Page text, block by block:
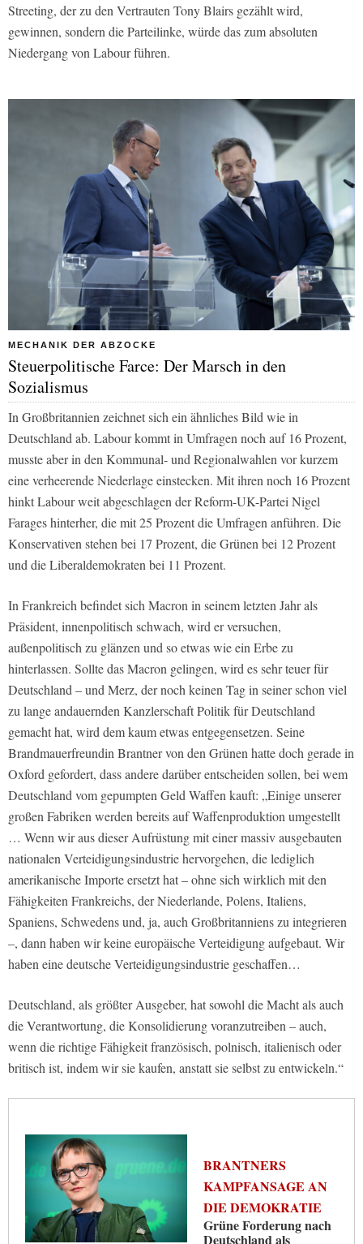
Streeting, der zu den Vertrauten Tony Blairs gezählt wird,
gewinnen, sondern die Parteilinke, würde das zum absoluten
Niedergang von Labour führen.
MECHANIK DER ABZOCKE
Steuerpolitische Farce: Der Marsch in den
Sozialismus
In Großbritannien zeichnet sich ein ähnliches Bild wie in
Deutschland ab. Labour kommt in Umfragen noch auf 16 Prozent,
musste aber in den Kommunal- und Regionalwahlen vor kurzem
eine verheerende Niederlage einstecken. Mit ihren noch 16 Prozent
hinkt Labour weit abgeschlagen der Reform-UK-Partei Nigel
Farages hinterher, die mit 25 Prozent die Umfragen anführen. Die
Konservativen stehen bei 17 Prozent, die Grünen bei 12 Prozent
und die Liberaldemokraten bei 11 Prozent.
In Frankreich befindet sich Macron in seinem letzten Jahr als
Präsident, innenpolitisch schwach, wird er versuchen,
außenpolitisch zu glänzen und so etwas wie ein Erbe zu
hinterlassen. Sollte das Macron gelingen, wird es sehr teuer für
Deutschland – und Merz, der noch keinen Tag in seiner schon viel
zu lange andauernden Kanzlerschaft Politik für Deutschland
gemacht hat, wird dem kaum etwas entgegensetzen. Seine
Brandmauerfreundin Brantner von den Grünen hatte doch gerade in
Oxford gefordert, dass andere darüber entscheiden sollen, bei wem
Deutschland vom gepumpten Geld Waffen kauft: „Einige unserer
großen Fabriken werden bereits auf Waffenproduktion umgestellt
… Wenn wir aus dieser Aufrüstung mit einer massiv ausgebauten
nationalen Verteidigungsindustrie hervorgehen, die lediglich
amerikanische Importe ersetzt hat – ohne sich wirklich mit den
Fähigkeiten Frankreichs, der Niederlande, Polens, Italiens,
Spaniens, Schwedens und, ja, auch Großbritanniens zu integrieren
–, dann haben wir keine europäische Verteidigung aufgebaut. Wir
haben eine deutsche Verteidigungsindustrie geschaffen…
Deutschland, als größter Ausgeber, hat sowohl die Macht als auch
die Verantwortung, die Konsolidierung voranzutreiben – auch,
wenn die richtige Fähigkeit französisch, polnisch, italienisch oder
britisch ist, indem wir sie kaufen, anstatt sie selbst zu entwickeln.“
BRANTNERS
KAMPFANSAGE AN
DIE DEMOKRATIE
Grüne Forderung nach
Deutschland als